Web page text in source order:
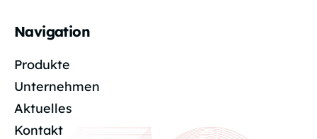
Navigation
Produkte
Unternehmen
Aktuelles
Kontakt